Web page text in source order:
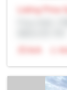
Listing Price
N/A